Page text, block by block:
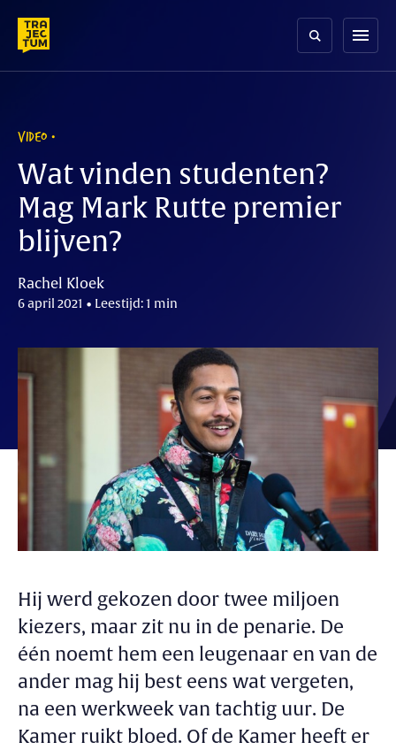
content
menu
VIDEO
Wat vinden studenten?
Mag Mark Rutte premier
blijven?
Rachel Kloek
6 april 2021 • Leestijd: 1 min
Hij werd gekozen door twee miljoen
kiezers, maar zit nu in de penarie. De
één noemt hem een leugenaar en van de
ander mag hij best eens wat vergeten,
na een werkweek van tachtig uur. De
Kamer ruikt bloed. Of de Kamer heeft er